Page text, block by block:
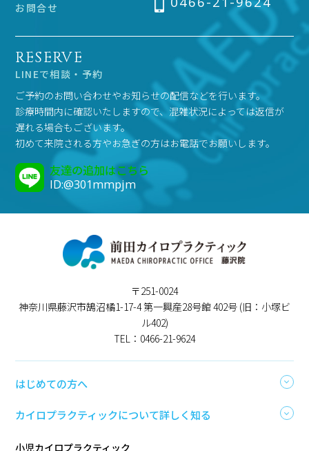
お問合せ
RESERVE
LINEで相談・予約
ご予約のお問い合わせやお知らせの配信などを行います。
診療時間内に確認いたしますので、混雑状況によっては返信が
遅れる場合もございます。
初めて来院される方やお急ぎの方はお電話でお願いします。
友達の追加はこちら
ID:@301mmpjm
〒251-0024
神奈川県藤沢市鵠沼橘1-17-4 第一興産28号館 402号 (旧：小塚ビ
ル402)
TEL：0466-21-9624
はじめての方へ
カイロプラクティックについて詳しく知る
小児カイロプラクティック